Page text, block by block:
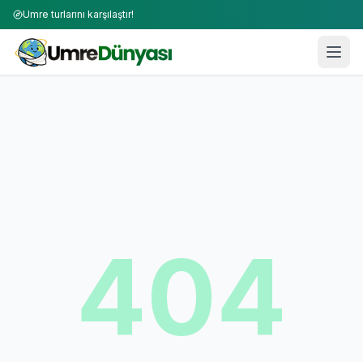
Umre turlarını karşılaştır!
404